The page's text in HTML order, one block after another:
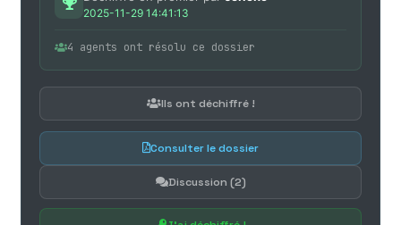
2025-11-29 14:41:13
4 agents ont résolu ce dossier
Ils ont déchiffré !
Consulter le dossier
Discussion (2)